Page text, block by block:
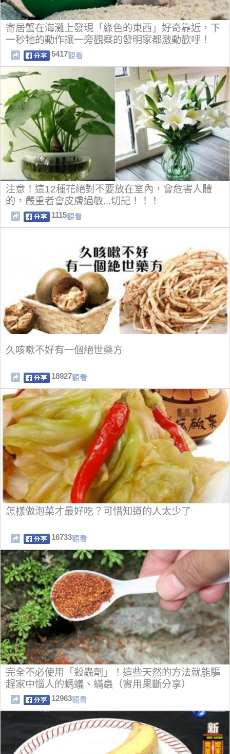
寄居蟹在海灘上發現「綠色的東西」好奇靠近，下
一秒牠的動作讓一旁觀察的發明家都激動歡呼！
5417觀看
注意！這12種花絕對不要放在室內，會危害人體
的，嚴重者會皮膚過敏...切記！！！
1115觀看
久咳嗽不好有一個絕世藥方
18927觀看
怎樣做泡菜才最好吃？可惜知道的人太少了
16733觀看
完全不必使用「殺蟲劑」！這些天然的方法就能驅
趕家中惱人的螞蟻、蟎蟲（實用果斷分享）
12963觀看